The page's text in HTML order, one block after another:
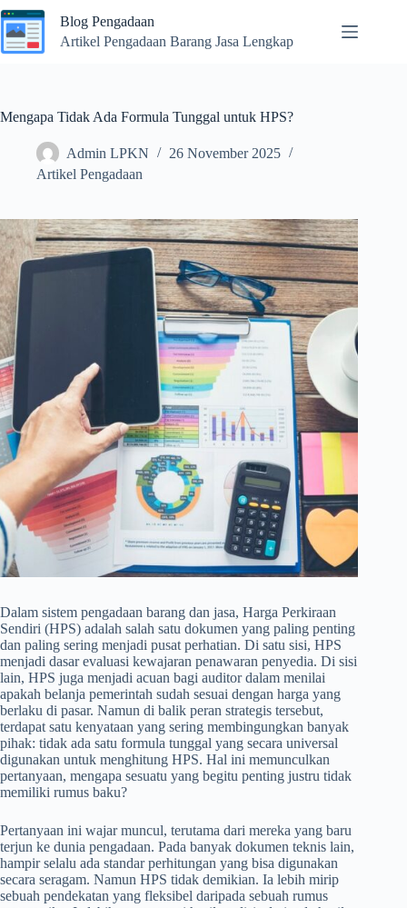
Skip
to
content
Blog Pengadaan
Artikel Pengadaan Barang Jasa Lengkap
Mengapa Tidak Ada Formula Tunggal untuk HPS?
Admin LPKN
26 November 2025
Artikel Pengadaan
Dalam sistem pengadaan barang dan jasa, Harga Perkiraan
Sendiri (HPS) adalah salah satu dokumen yang paling penting
dan paling sering menjadi pusat perhatian. Di satu sisi, HPS
menjadi dasar evaluasi kewajaran penawaran penyedia. Di sisi
lain, HPS juga menjadi acuan bagi auditor dalam menilai
apakah belanja pemerintah sudah sesuai dengan harga yang
berlaku di pasar. Namun di balik peran strategis tersebut,
terdapat satu kenyataan yang sering membingungkan banyak
pihak: tidak ada satu formula tunggal yang secara universal
digunakan untuk menghitung HPS. Hal ini memunculkan
pertanyaan, mengapa sesuatu yang begitu penting justru tidak
memiliki rumus baku?
Pertanyaan ini wajar muncul, terutama dari mereka yang baru
terjun ke dunia pengadaan. Pada banyak dokumen teknis lain,
hampir selalu ada standar perhitungan yang bisa digunakan
secara seragam. Namun HPS tidak demikian. Ia lebih mirip
sebuah pendekatan yang fleksibel daripada sebuah rumus